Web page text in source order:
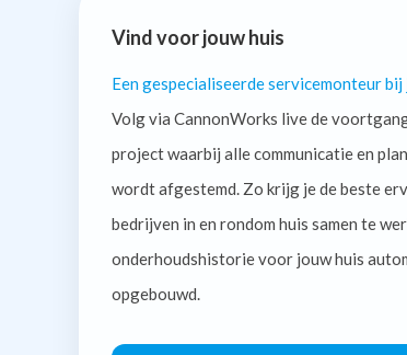
Vind voor jouw huis
Een gespecialiseerde servicemonteur bij
Volg via CannonWorks live de
project waarbij alle communicatie en
wordt afgestemd. Zo krijg je de beste
bedrijven in en rondom huis samen te
onderhoudshistorie voor jouw huis
opgebouwd.